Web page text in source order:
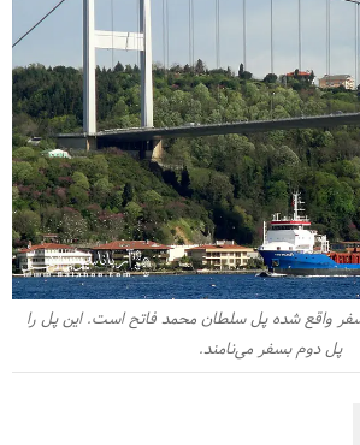
واقع شده پل سلطان محمد فاتح است. این پل را
پل دوم بسفر می‌نامند.